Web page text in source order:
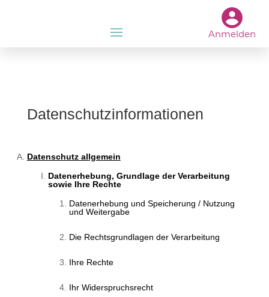
Anmelden
Datenschutzinformationen
Datenschutz allgemein
Datenerhebung, Grundlage der Verarbeitung
sowie Ihre Rechte
Datenerhebung und Speicherung / Nutzung
und Weitergabe
Die Rechtsgrundlagen der Verarbeitung
Ihre Rechte
Ihr Widerspruchsrecht